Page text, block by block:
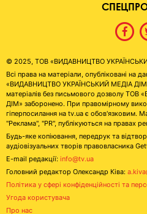
© 2025, ТОВ «ВИДАВНИЦТВО
Всі права на матеріали, опубліковані на
«ВИДАВНИЦТВО УКРАЇНСЬКИЙ МЕДІА
матеріалів без письмового дозволу
ДІМ» заборонено. При правомірному
гіперпосилання на tv.ua є обов'язковим.
"Реклама", "PR", публікуються на правах
Будь-яке копіювання, передрук та
аудіовізуальних творів правовласника
E-mail редакції: info@tv.ua
Головний редактор Олександр Ківа:
Політика у сфері конфіденційності та
Угода користувача
Про нас